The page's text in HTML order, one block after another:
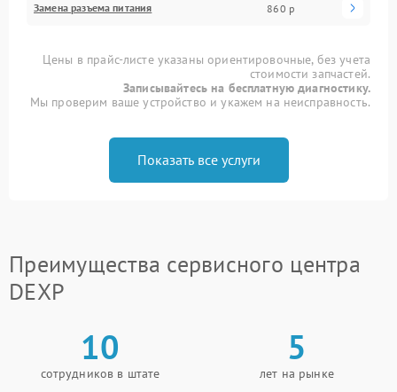
Замена разъема питания 860 р
Цены в прайс-листе указаны ориентировочные, без учета
стоимости запчастей.
Записывайтесь на бесплатную диагностику.
Мы проверим ваше устройство и укажем на неисправность.
Показать все услуги
Преимущества сервисного центра
DEXP
10
сотрудников в штате
5
лет на рынке